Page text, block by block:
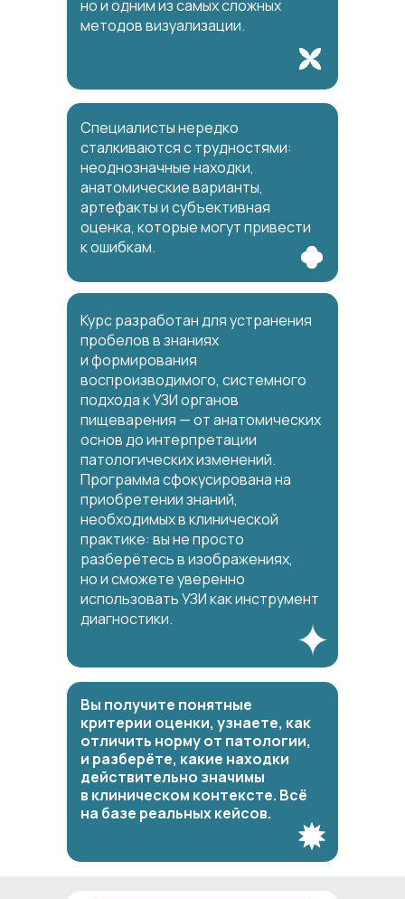
но и одним из самых сложных
методов визуализации.
Курс разработан для устранения
пробелов в знаниях
и формирования
воспроизводимого, системного
подхода к УЗИ органов
пищеварения — от анатомических
основ до интерпретации
патологических изменений.
Программа сфокусирована на
приобретении знаний,
необходимых в клинической
практике: вы не просто
разберётесь в изображениях,
но и сможете уверенно
использовать УЗИ как инструмент
диагностики.
Специалисты нередко
сталкиваются с трудностями:
неоднозначные находки,
анатомические варианты,
артефакты и субъективная
оценка, которые могут привести
к ошибкам.
Вы получите понятные
критерии оценки, узнаете, как
отличить норму от патологии,
и разберёте, какие находки
действительно значимы
в клиническом контексте. Всё
на базе реальных кейсов.